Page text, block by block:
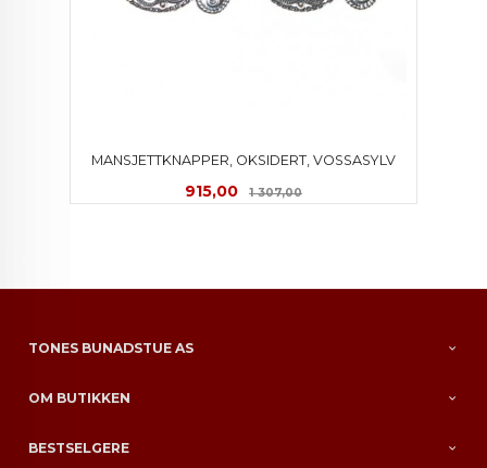
MANSJETTKNAPPER, OKSIDERT, VOSSASYLV
Tilbud
915,00 1 307,00Rabatt
TONES BUNADSTUE AS
OM BUTIKKEN
BESTSELGERE